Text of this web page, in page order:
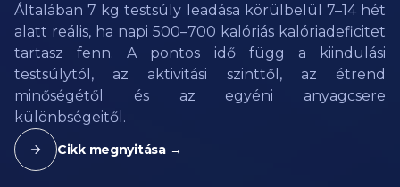
Általában 7 kg testsúly leadása körülbelül 7–14 hét
alatt reális, ha napi 500–700 kalóriás kalóriadeficitet
tartasz fenn. A pontos idő függ a kiindulási
testsúlytól, az aktivitási szinttől, az étrend
minőségétől és az egyéni anyagcsere
különbségeitől.
Cikk megnyitása →